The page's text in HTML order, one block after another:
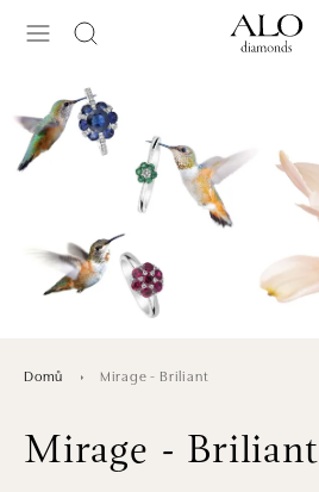
Domů Mirage - Briliant
Mirage - Briliant